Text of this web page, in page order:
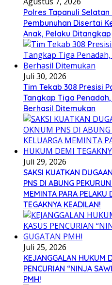
Polres Tapanuli
Pembunuhan Disertai
Anak, Pelaku Ditangkap
Juli 30, 2026
Tim Tekab 308 Presisi
Tangkap Tiga
Berhasil Ditemukan
Juli 29, 2026
SAKSI KUATKAN
PNS DI ABUNG
MEMINTA PARA PELAKU
TEGAKNYA KEADILAN!
Juli 25, 2026
KEJANGGALAN HUKUM
PENCURIAN “NINJA
PMH!